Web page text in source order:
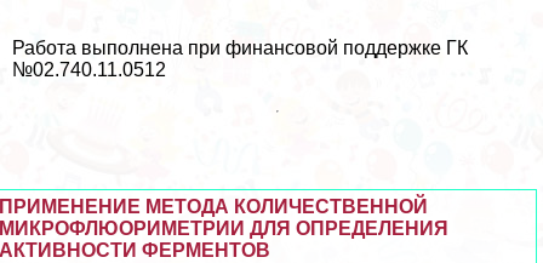
Работа выполнена при финансовой поддержке ГК
№02.740.11.0512
ПРИМЕНЕНИЕ МЕТОДА КОЛИЧЕСТВЕННОЙ
МИКРОФЛЮОРИМЕТРИИ ДЛЯ ОПРЕДЕЛЕНИЯ
АКТИВНОСТИ ФЕРМЕНТОВ